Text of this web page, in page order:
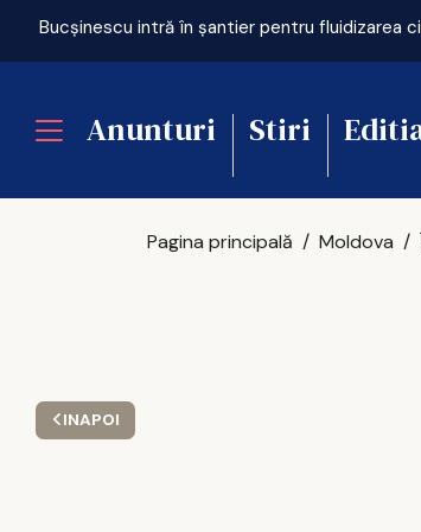
Bucșinescu intră în șantier pentru fluidizarea
Anunturi Stiri
INAPOI
Pagina principală Moldova